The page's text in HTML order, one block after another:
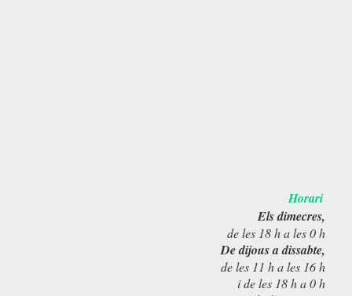
Horari
Els dimecres,
de les 18 h a les 0 h
De dijous a dissabte,
de les 11 h a les 16 h
i de les 18 h a 0 h